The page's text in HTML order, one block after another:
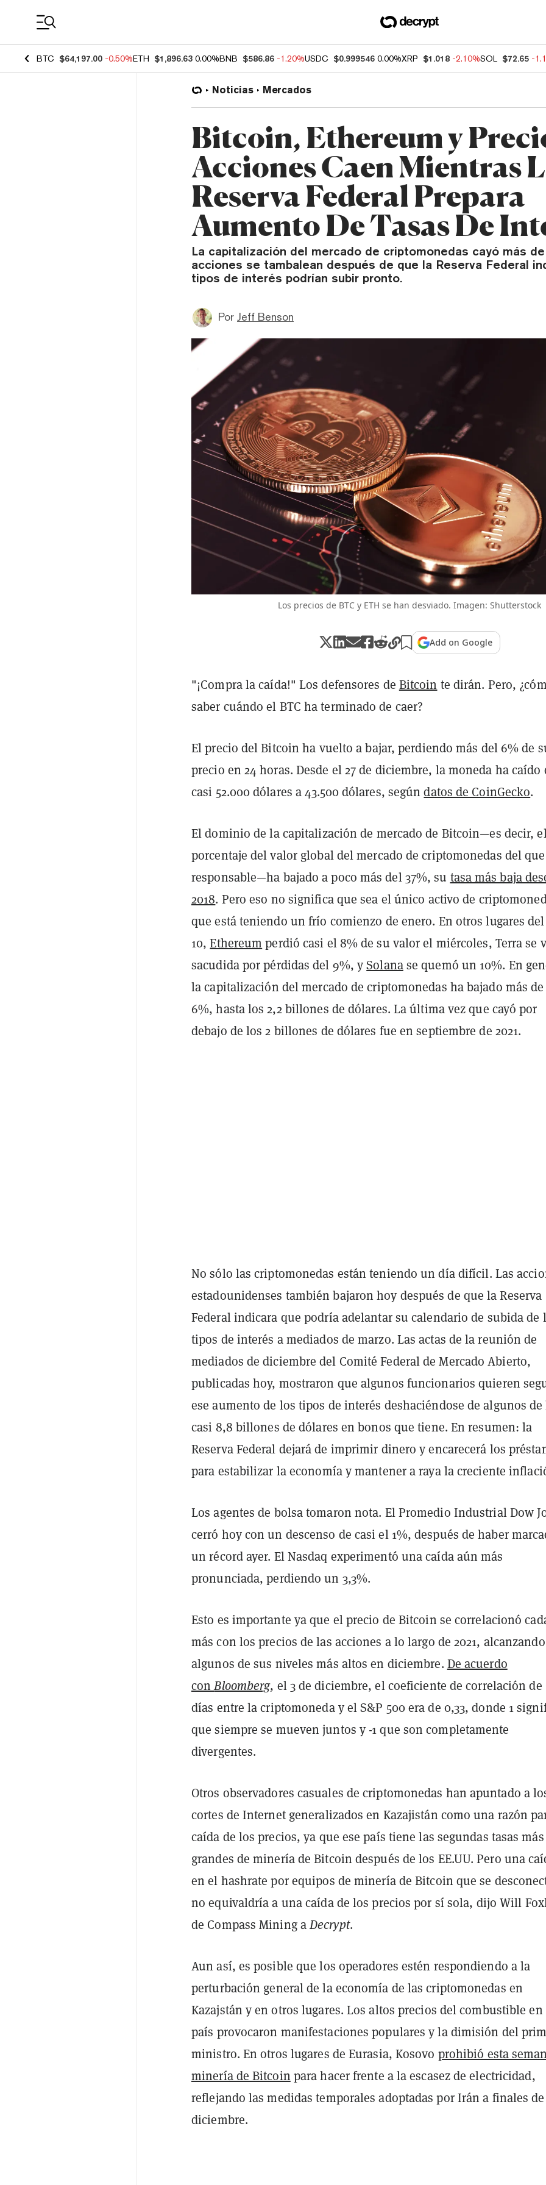
BTC $64,197.00 -0.50%ETH $1,896.63 0.00%BNB $586.86 -1.20%USDC $0.999546 0.00%XRP $1.018 -2.10%SOL $72.65 -
Noticias Mercados
Bitcoin, Ethereum y
Acciones Caen Mientras
Reserva Federal Prepara
Aumento De Tasas De
La capitalización del mercado de criptomonedas cayó más
acciones se tambalean después de que la Reserva Federal
tipos de interés podrían subir pronto.
Por Jeff Benson
Los precios de BTC y ETH se han desviado. Imagen: Shutterstock
Add on Google
"¡Compra la caída!" Los defensores de Bitcoin te dirán. Pero,
saber cuándo el BTC ha terminado de caer?
El precio del Bitcoin ha vuelto a bajar, perdiendo más del 6% de
precio en 24 horas. Desde el 27 de diciembre, la moneda ha caído
casi 52.000 dólares a 43.500 dólares, segúndatos de CoinGecko.
El dominio de la capitalización de mercado de Bitcoin—es decir,
porcentaje del valor global del mercado de criptomonedas del
responsable—ha bajado a poco más del 37%, su tasa más baja
2018. Pero eso no significa que sea el único activo de
que está teniendo un frío comienzo de enero. En otros lugares
10,Ethereum perdió casi el 8% de su valor el miércoles, Terra se
sacudida por pérdidas del 9%, ySolanase quemó un 10%. En
la capitalización del mercado de criptomonedas ha bajado más
6%, hasta los 2,2 billones de dólares. La última vez que cayó por
debajo de los 2 billones de dólares fue en septiembre de 2021.
No sólo las criptomonedas están teniendo un día difícil. Las
estadounidenses también bajaron hoy después de que la Reserva
Federal indicara que podría adelantar su calendario de subida de
tipos de interés a mediados de marzo. Las actas de la reunión de
mediados de diciembre del Comité Federal de Mercado Abierto,
publicadas hoy, mostraron que algunos funcionarios quieren
ese aumento de los tipos de interés deshaciéndose de algunos de
casi 8,8 billones de dólares en bonos que tiene. En resumen: la
Reserva Federal dejará de imprimir dinero y encarecerá los
para estabilizar la economía y mantener a raya la creciente
Los agentes de bolsa tomaron nota. El Promedio Industrial Dow
cerró hoy con un descenso de casi el 1%, después de haber
un récord ayer. El Nasdaq experimentó una caída aún más
pronunciada, perdiendo un 3,3%.
Esto es importante ya que el precio de Bitcoin se correlacionó
más con los precios de las acciones a lo largo de 2021, alcanzando
algunos de sus niveles más altos en diciembre. De acuerdo
conBloomberg, el 3 de diciembre, el coeficiente de correlación de
días entre la criptomoneda y el S&P 500 era de 0,33, donde 1
que siempre se mueven juntos y -1 que son completamente
divergentes.
Otros observadores casuales de criptomonedas han apuntado a
cortes de Internet generalizados en Kazajistán como una razón
caída de los precios, ya que ese país tiene las segundas tasas más
grandes de minería de Bitcoin después de los EE.UU. Pero una
en el hashrate por equipos de minería de Bitcoin que se
no equivaldría a una caída de los precios por sí sola, dijo Will
de Compass Mining aDecrypt.
Aun así, es posible que los operadores estén respondiendo a la
perturbación general de la economía de las criptomonedas en
Kazajstán y en otros lugares. Los altos precios del combustible
país provocaron manifestaciones populares y la dimisión del
ministro. En otros lugares de Eurasia, Kosovo prohibió esta
minería de Bitcoin para hacer frente a la escasez de electricidad,
reflejando las medidas temporales adoptadas por Irán a finales de
diciembre.